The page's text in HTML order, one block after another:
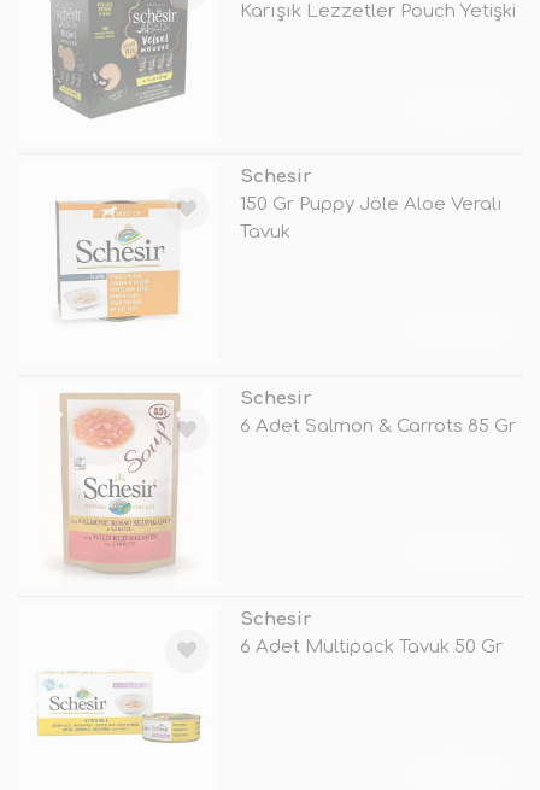
Karışık Lezzetler Pouch Yetişki
Schesir
150 Gr Puppy Jöle Aloe Veralı
Tavuk
Schesir
6 Adet Salmon & Carrots 85 Gr
Schesir
6 Adet Multipack Tavuk 50 Gr